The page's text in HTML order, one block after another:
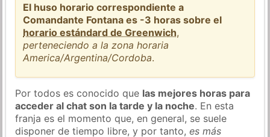
El huso horario correspondiente a
Comandante Fontana es -3 horas sobre el
horario estándard de Greenwich,
perteneciendo a la zona horaria
America/Argentina/Cordoba.
Por todos es conocido que las mejores horas para
acceder al chat son la tarde y la noche. En esta
franja es el momento que, en general, se suele
disponer de tiempo libre, y por tanto,es más